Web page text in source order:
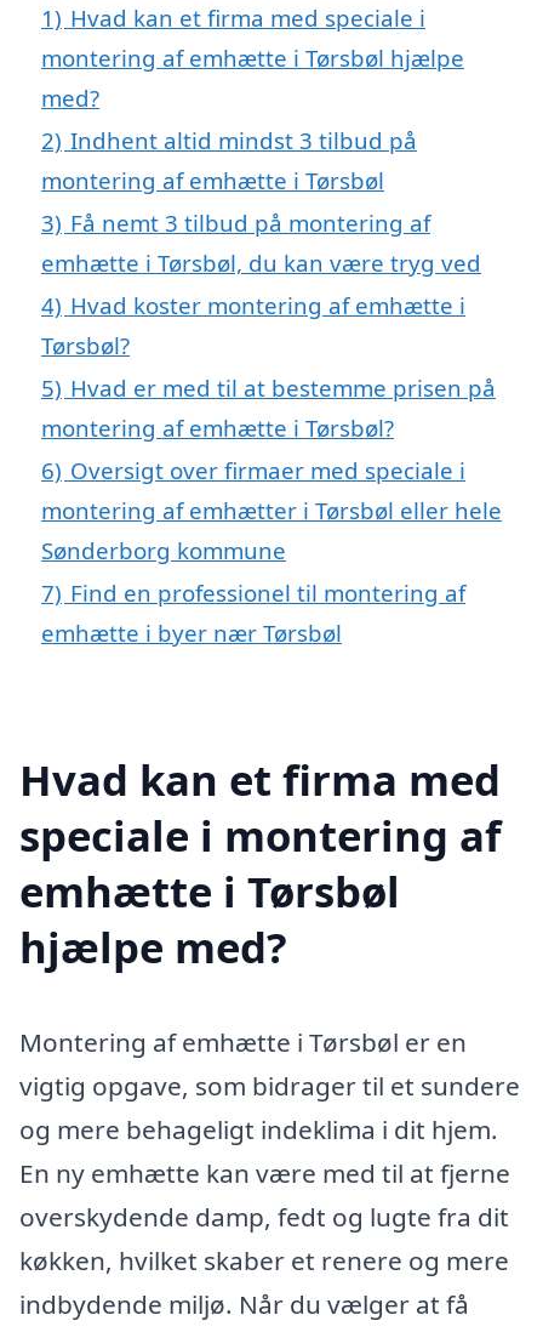
1) Hvad kan et firma med speciale i
montering af emhætte i Tørsbøl hjælpe
med?
2) Indhent altid mindst 3 tilbud på
montering af emhætte i Tørsbøl
3) Få nemt 3 tilbud på montering af
emhætte i Tørsbøl, du kan være tryg ved
4) Hvad koster montering af emhætte i
Tørsbøl?
5) Hvad er med til at bestemme prisen på
montering af emhætte i Tørsbøl?
6) Oversigt over firmaer med speciale i
montering af emhætter i Tørsbøl eller hele
Sønderborg kommune
7) Find en professionel til montering af
emhætte i byer nær Tørsbøl
Hvad kan et firma med
speciale i montering af
emhætte i Tørsbøl
hjælpe med?
Montering af emhætte i Tørsbøl er en
vigtig opgave, som bidrager til et sundere
og mere behageligt indeklima i dit hjem.
En ny emhætte kan være med til at fjerne
overskydende damp, fedt og lugte fra dit
køkken, hvilket skaber et renere og mere
indbydende miljø. Når du vælger at få